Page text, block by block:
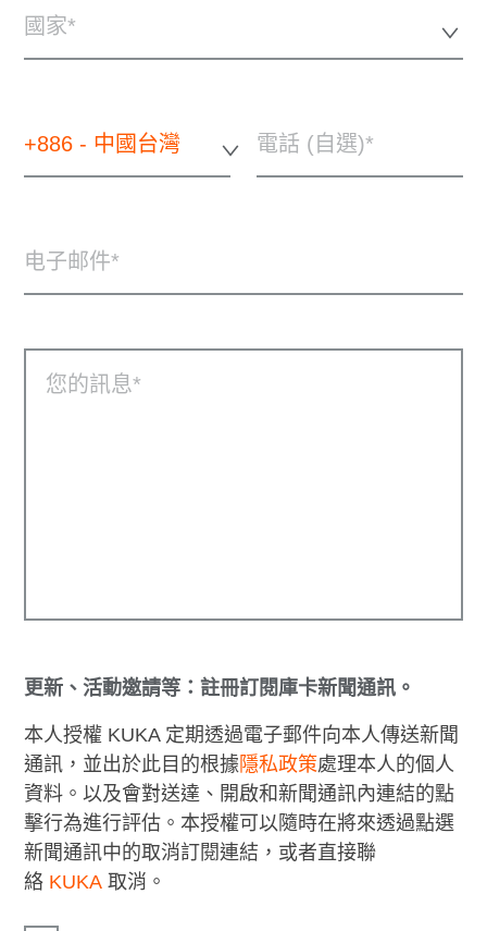
國家*
+886 - 中國台灣 電話 (自選)
电子邮件
您的訊息
更新、活動邀請等：註冊訂閱庫卡新聞通訊。
本人授權 KUKA 定期透過電子郵件向本人傳送新聞
通訊，並出於此目的根據 隱私政策處理本人的個人
資料。以及會對送達、開啟和新聞通訊內連結的點
擊行為進行評估。本授權可以隨時在將來透過點選
新聞通訊中的取消訂閱連結，或者直接聯
絡 KUKA 取消。